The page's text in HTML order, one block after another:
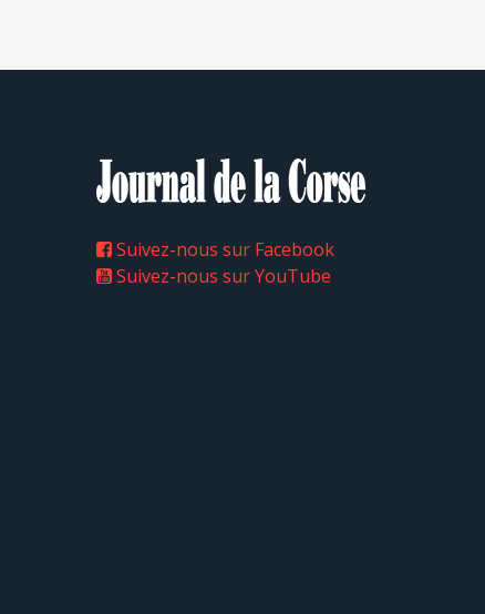
Suivez-nous sur Facebook
Suivez-nous sur YouTube